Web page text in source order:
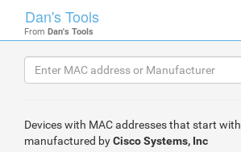
Dan's Tools
From Dan's Tools
Devices with MAC addresses that start with
manufactured byCisco Systems, Inc